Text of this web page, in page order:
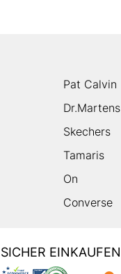
Pat Calvin
Dr.Martens
Skechers
Tamaris
On
Converse
SICHER EINKAUFEN